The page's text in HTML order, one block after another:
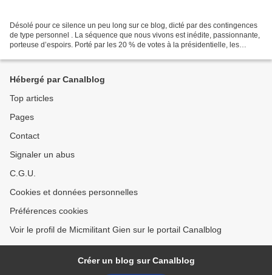
Désolé pour ce silence un peu long sur ce blog, dicté par des contingences
de type personnel . La séquence que nous vivons est inédite, passionnante,
porteuse d’espoirs. Porté par les 20 % de votes à la présidentielle, les
Hébergé par Canalblog
Top articles
Pages
Contact
Signaler un abus
C.G.U.
Cookies et données personnelles
Préférences cookies
Voir le profil de Micmilitant Gien sur le portail Canalblog
Créer un blog sur Canalblog